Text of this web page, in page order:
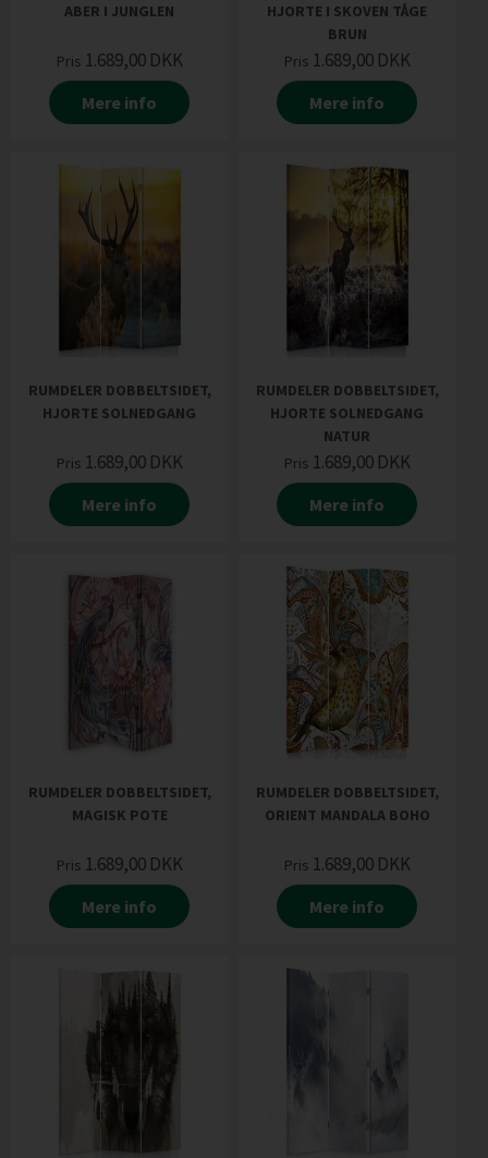
ABER I JUNGLEN
Pris 1.689,00 DKK
Mere info
HJORTE I SKOVEN TÅGE
BRUN
Pris 1.689,00 DKK
Mere info
RUMDELER DOBBELTSIDET,
HJORTE SOLNEDGANG
Pris 1.689,00 DKK
Mere info
RUMDELER DOBBELTSIDET,
HJORTE SOLNEDGANG
NATUR
Pris 1.689,00 DKK
Mere info
RUMDELER DOBBELTSIDET,
MAGISK POTE
Pris 1.689,00 DKK
Mere info
RUMDELER DOBBELTSIDET,
ORIENT MANDALA BOHO
Pris 1.689,00 DKK
Mere info